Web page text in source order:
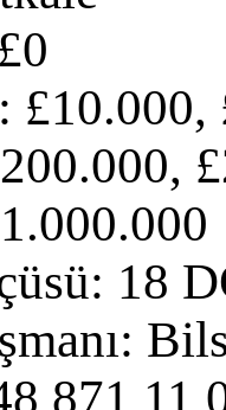
£0
£10.000,
18
871 11